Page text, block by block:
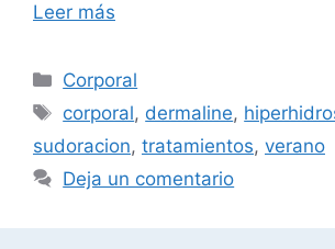
Leer más
Corporal
corporal, dermaline,
sudoracion, tratamientos, verano
Deja un comentario